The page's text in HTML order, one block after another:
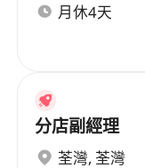
月休4天
分店副經理
荃灣, 荃灣